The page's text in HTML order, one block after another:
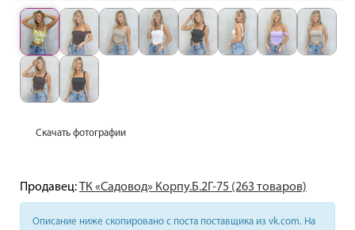
Скачать фотографии
Продавец:ТК «Садовод» Корпу.Б.2Г-75 (263 товаров)
Описание ниже скопировано с поста поставщика из vk.com. На